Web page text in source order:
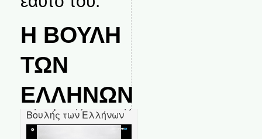
Η ΒΟΥΛΗ
ΤΩΝ
ΕΛΛΗΝΩΝ